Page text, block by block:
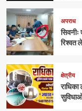
अपराध
रिश्वत
क्षेत्रीय